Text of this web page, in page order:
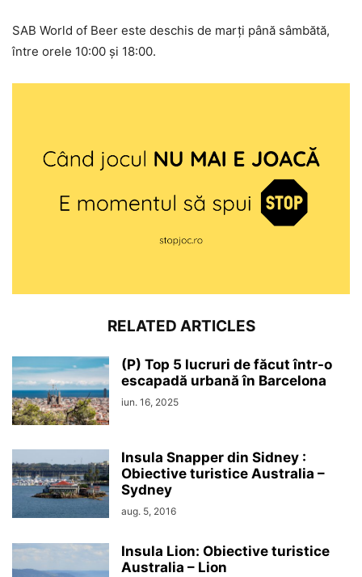
SAB World of Beer este deschis de marţi până sâmbătă,
între orele 10:00 şi 18:00.
RELATED ARTICLES
(P) Top 5 lucruri de făcut într-o
escapadă urbană în Barcelona
iun. 16, 2025
Insula Snapper din Sidney :
Obiective turistice Australia –
Sydney
aug. 5, 2016
Insula Lion: Obiective turistice
Australia – Lion